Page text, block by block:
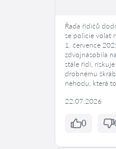
Řada řidičů
se policie volat
1. července
zdvojnásobila
stále řídí,
drobnému
nehodu, která
22.07.2026
0